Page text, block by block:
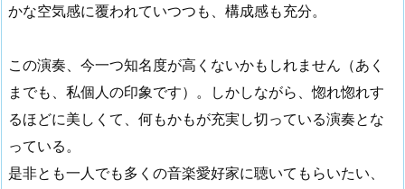
かな空気感に覆われていつつも、構成感も充分。
この演奏、今一つ知名度が高くないかもしれません（あく
までも、私個人の印象です）。しかしながら、惚れ惚れす
るほどに美しくて、何もかもが充実し切っている演奏とな
っている。
是非とも一人でも多くの音楽愛好家に聴いてもらいたい、